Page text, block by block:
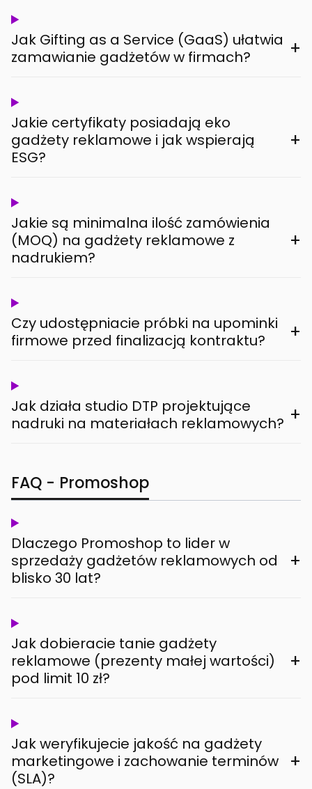
Jak Gifting as a Service (GaaS) ułatwia
zamawianie gadżetów w firmach?
+
Jakie certyfikaty posiadają eko
gadżety reklamowe i jak wspierają
ESG?
+
Jakie są minimalna ilość zamówienia
(MOQ) na gadżety reklamowe z
nadrukiem?
+
Czy udostępniacie próbki na upominki
firmowe przed finalizacją kontraktu?
+
Jak działa studio DTP projektujące
nadruki na materiałach reklamowych? +
FAQ - Promoshop
Dlaczego Promoshop to lider w
sprzedaży gadżetów reklamowych od
blisko 30 lat?
+
Jak dobieracie tanie gadżety
reklamowe (prezenty małej wartości)
pod limit 10 zł?
+
Jak weryfikujecie jakość na gadżety
marketingowe i zachowanie terminów
(SLA)?
+